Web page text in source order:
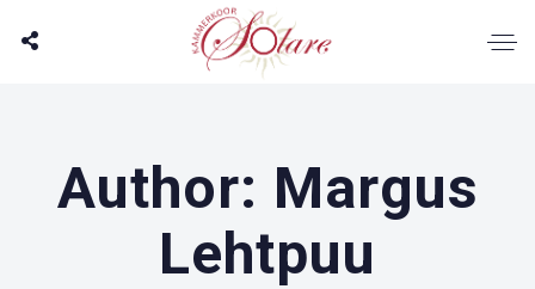
Author: Margus
Lehtpuu